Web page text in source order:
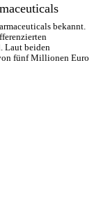
bekannt.
Laut beiden
fünf Millionen Euro